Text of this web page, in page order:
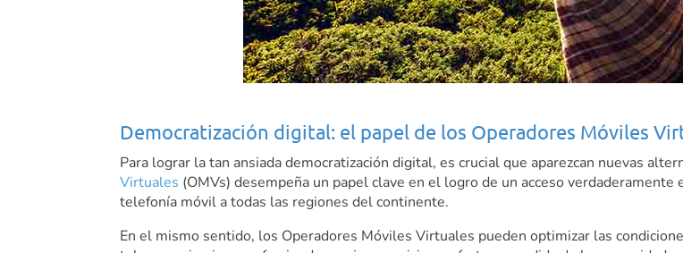
Democratización digital: el papel de los Operadores Móviles
Para lograr la tan ansiada democratización digital, es crucial que aparezcan nuevas
Virtuales (OMVs) desempeña un papel clave en el logro de un acceso
telefonía móvil a todas las regiones del continente.
En el mismo sentido, los Operadores Móviles Virtuales pueden optimizar las